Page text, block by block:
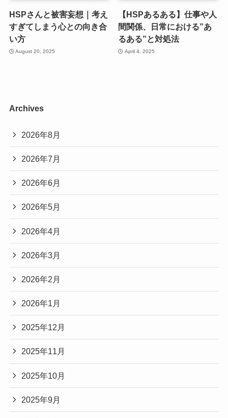
HSPさんと被害妄想｜考え
すぎてしまう心との向き合
い方
August 20, 2025
【HSPあるある】仕事や人
間関係、日常における”あ
るある”と対処法
April 4, 2025
Archives
2026年8月
2026年7月
2026年6月
2026年5月
2026年4月
2026年3月
2026年2月
2026年1月
2025年12月
2025年11月
2025年10月
2025年9月